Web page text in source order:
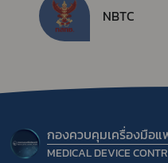
NBTC
กองควบคุมเครื่องมือ
MEDICAL DEVICE